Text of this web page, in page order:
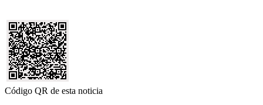
Código QR de esta noticia